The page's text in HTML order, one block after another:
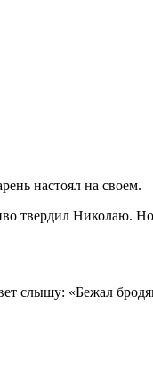
настоял на своем.
твердил Николаю.
слышу: «Бежал